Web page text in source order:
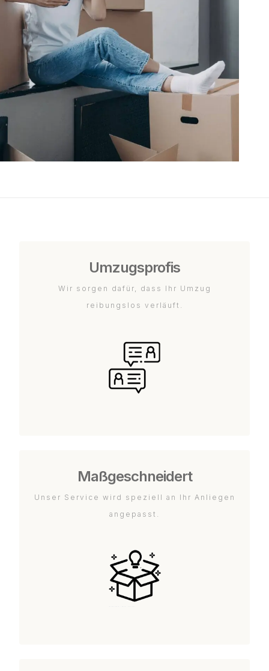
Umzugsprofis
Wir sorgen dafür, dass Ihr Umzug
reibungslos verläuft.
Maßgeschneidert
Unser Service wird speziell an Ihr Anliegen
angepasst.